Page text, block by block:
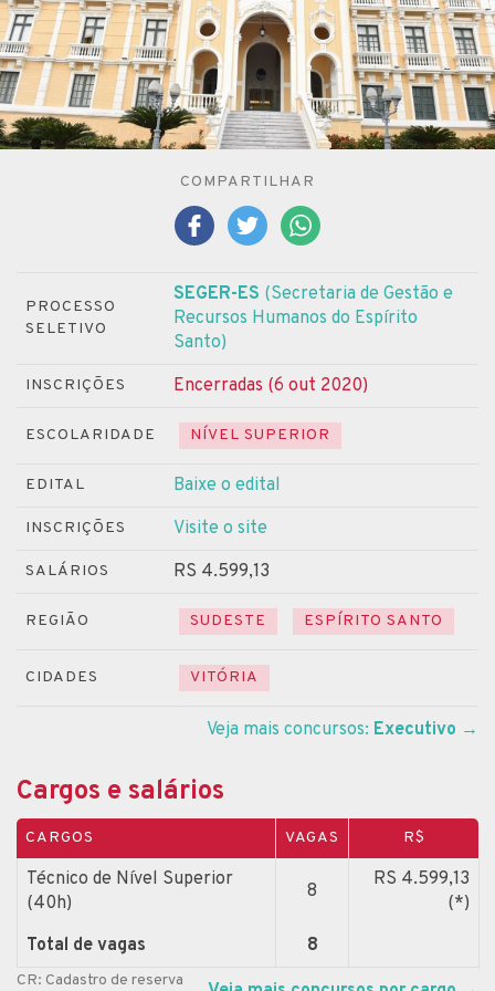
COMPARTILHAR
PROCESSO
SELETIVO
SEGER-ES (Secretaria de Gestão e
Recursos Humanos do Espírito
Santo)
INSCRIÇÕES Encerradas (6 out 2020)
ESCOLARIDADE NÍVEL SUPERIOR
EDITAL Baixe o edital
INSCRIÇÕES Visite o site
SALÁRIOS RS 4.599,13
REGIÃO SUDESTE ESPÍRITO SANTO
CIDADES VITÓRIA
Veja mais concursos: Executivo →
Cargos e salários
CARGOS VAGAS R$
Técnico de Nível Superior
(40h)
8
RS 4.599,13
(*)
Total de vagas
8
CR: Cadastro de reserva